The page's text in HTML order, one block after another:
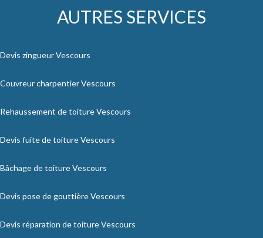
AUTRES SERVICES
Devis zingueur Vescours
Couvreur charpentier Vescours
Rehaussement de toiture Vescours
Devis fuite de toiture Vescours
Bâchage de toiture Vescours
Devis pose de gouttière Vescours
Devis réparation de toiture Vescours